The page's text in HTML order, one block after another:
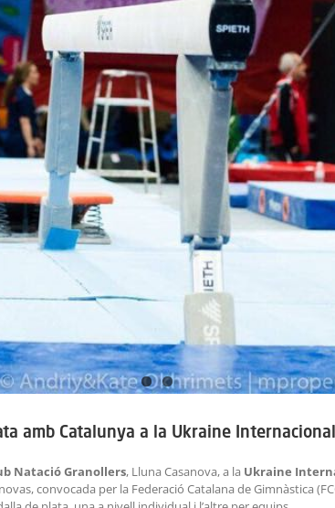
amb Catalunya a la Ukraine
Natació Granollers, Lluna Casanova, a la Ukraine
convocada per la Federació Catalana de Gimnàstica